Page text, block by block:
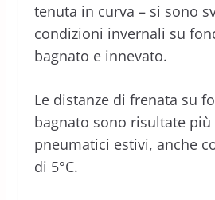
tenuta in curva – si sono
condizioni invernali su
bagnato e innevato.
Le distanze di frenata su
bagnato sono risultate più
pneumatici estivi, anche
di 5°C.